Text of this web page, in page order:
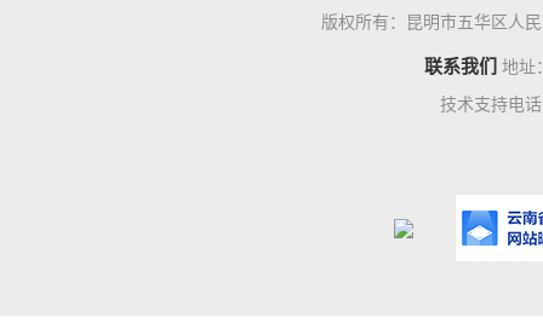
版权所有：昆明市五华区人
联系我们 地址
技术支持电